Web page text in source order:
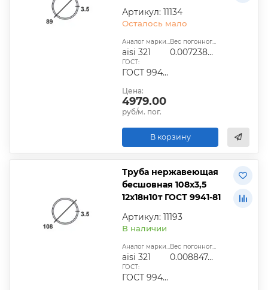
Артикул: 11134
Осталось мало
Аналог марки стали:
aisi 321
Вес погонного метра, т.:
0.0072388575
ГОСТ:
ГОСТ 9940-81, ГОСТ 9941-81, ГОСТ 24030-80, ГОСТ 10498-82
Цена:
4979.00
руб/м. пог.
В корзину
Труба нержавеющая
бесшовная 108х3,5
12х18н10т ГОСТ 9941-81
Артикул: 11193
В наличии
Аналог марки стали:
aisi 321
Вес погонного метра, т.:
0.0088474925
ГОСТ:
ГОСТ 9940-81, ГОСТ 9941-81, ГОСТ 24030-80, ГОСТ 10498-82